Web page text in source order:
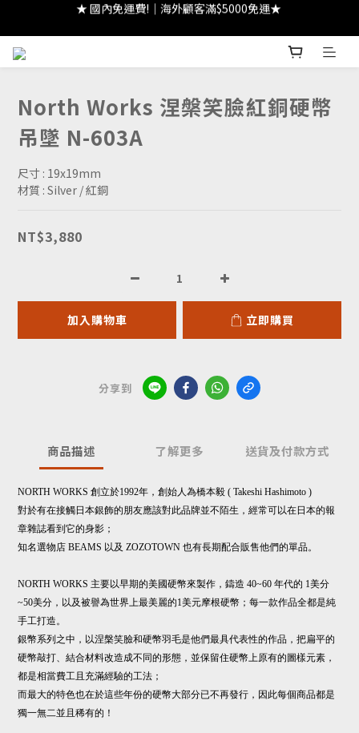
★ 註冊領 $300｜生日領 $300｜滿 $2000 折 $100 ★
★ 註冊領 $300｜生日領 $300｜滿 $2000 折 $100 ★
North Works 涅槃笑臉紅銅硬幣
吊墜 N-603A
尺寸 : 19x19mm
材質 : Silver / 紅銅
NT$3,880
加入購物車 立即購買
分享到
商品描述 了解更多 送貨及付款方式
NORTH WORKS 創立於1992年，創始人為橋本毅 ( Takeshi Hashimoto )
對於有在接觸日本銀飾的朋友應該對此品牌並不陌生， 經常可以在日本的報
章雜誌看到它的身影；
知名選物店 BEAMS 以及 ZOZOTOWN 也有長期配合販售他們的單品。
NORTH WORKS 主要以早期的美國硬幣來製作， 鑄造 40~60 年代的 1美分
~50美分， 以及被譽為世界上最美麗的1美元摩根硬幣；每一款作品全都是純
手工打造。
銀幣系列之中，以涅槃笑臉和硬幣羽毛是他們最具代表性的作品， 把扁平的
硬幣敲打、結合材料改造成不同的形態， 並保留住硬幣上原有的圖樣元素，
都是相當費工且充滿經驗的工法；
而最大的特色也在於這些年份的硬幣大部分已不再發行， 因此每個商品都是
獨一無二並且稀有的！